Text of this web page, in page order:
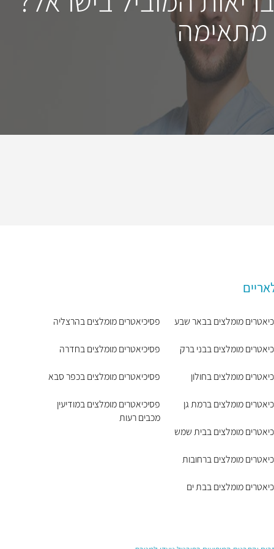
מתאימה
מומלצים בבאר שבע
מומלצים בבני ברק
מומלצים בחולון
מומלצים ברמת גן
מומלצים בבית שמש
מומלצים ברחובות
מומלצים בבת ים
פסיכיאטרים מומלצים בהרצליה
פסיכיאטרים מומלצים בחדרה
פסיכיאטרים מומלצים בכפר סבא
פסיכיאטרים מומלצים במודיעין
מכבים רעות